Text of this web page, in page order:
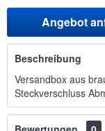
Angebot
Beschreibung
Versandbox aus
Steckverschluss